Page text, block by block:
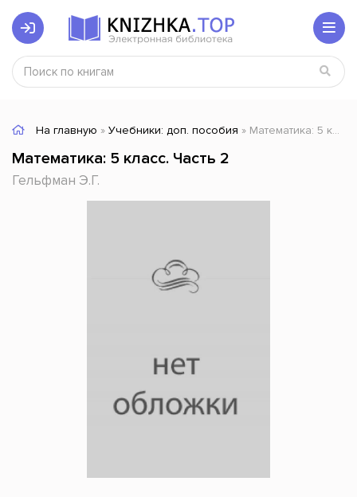
На главную » Учебники: доп. пособия » Математика: 5 класс. Часть 2
Математика: 5 класс. Часть 2
Гельфман Э.Г.